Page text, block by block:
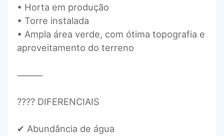
• Horta em produção
• Torre instalada
• Ampla área verde, com ótima topografia e
aproveitamento do terreno
⸻
???? DIFERENCIAIS
✔ Abundância de água